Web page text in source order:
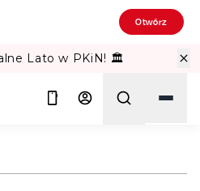
Otwórz
Lato w PKiN! 🏛️
MROCZEK